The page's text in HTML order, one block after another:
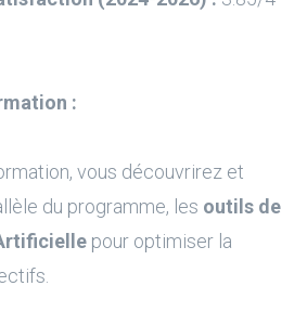
:
vous découvrirez et
du programme, les outils de
pour optimiser la